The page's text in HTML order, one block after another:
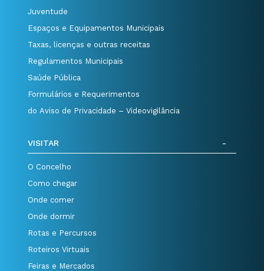
Juventude
Espaços e Equipamentos Municipais
Taxas, licenças e outras receitas
Regulamentos Municipais
Saúde Pública
Formulários e Requerimentos
do Aviso de Privacidade – Videovigilância
VISITAR
O Concelho
Como chegar
Onde comer
Onde dormir
Rotas e Percursos
Roteiros Virtuais
Feiras e Mercados